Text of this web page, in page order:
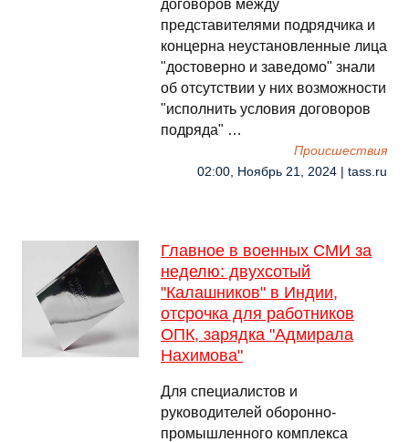
договоров между
представителями подрядчика и
концерна неустановленные лица
"достоверно и заведомо" знали
об отсутствии у них возможности
"исполнить условия договоров
подряда" …
Происшествия
02:00, Ноябрь 21, 2024 | tass.ru
Главное в военных СМИ за
неделю: двухсотый
"Калашников" в Индии,
отсрочка для работников
ОПК, зарядка "Адмирала
Нахимова"
Для специалистов и
руководителей оборонно-
промышленного комплекса